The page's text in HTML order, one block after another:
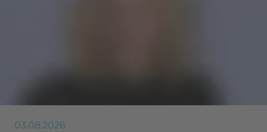
03.08.2026